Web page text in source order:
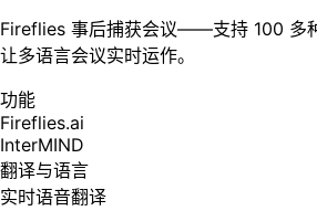
Fireflies 事后捕获会议——支持 100 多
让多语言会议实时运作。
功能
Fireflies.ai
InterMIND
翻译与语言
实时语音翻译